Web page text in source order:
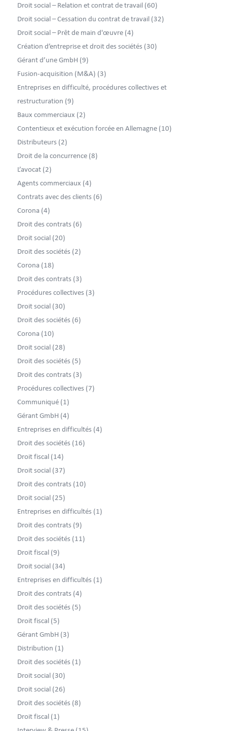
Droit social – Relation et contrat de travail(60)
Droit social – Cessation du contrat de travail(32)
Droit social – Prêt de main d'œuvre(4)
Création d’entreprise et droit des sociétés (30)
Gérant d’une GmbH (9)
Fusion-acquisition (M&A) (3)
Entreprises en difficulté, procédures collectives et
restructuration (9)
Baux commerciaux (2)
Contentieux et exécution forcée en Allemagne(10)
Distributeurs (2)
Droit de la concurrence(8)
L’avocat(2)
Agents commerciaux (4)
Contrats avec des clients (6)
Corona (4)
Droit des contrats (6)
Droit social(20)
Droit des sociétés (2)
Corona (18)
Droit des contrats (3)
Procédures collectives (3)
Droit social(30)
Droit des sociétés (6)
Corona (10)
Droit social(28)
Droit des sociétés (5)
Droit des contrats (3)
Procédures collectives (7)
Communiqué(1)
Gérant GmbH (4)
Entreprises en difficultés (4)
Droit des sociétés (16)
Droit fiscal(14)
Droit social(37)
Droit des contrats (10)
Droit social(25)
Entreprises en difficultés (1)
Droit des contrats (9)
Droit des sociétés (11)
Droit fiscal(9)
Droit social(34)
Entreprises en difficultés (1)
Droit des contrats (4)
Droit des sociétés (5)
Droit fiscal(5)
Gérant GmbH (3)
Distribution (1)
Droit des sociétés (1)
Droit social(30)
Droit social(26)
Droit des sociétés (8)
Droit fiscal(1)